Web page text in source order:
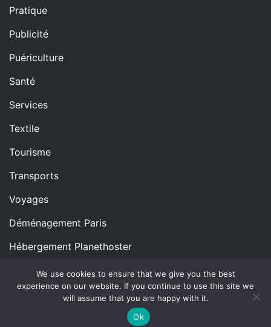
Pratique
Publicité
Puériculture
Santé
Services
Textile
Tourisme
Transports
Voyages
Déménagement Paris
Hébergement Planethoster
Copyright © All rights reserved. Proudly powered by
Theme: Blog Nano by
We use cookies to ensure that we give you the best
experience on our website. If you continue to use this site we
will assume that you are happy with it.
Ok